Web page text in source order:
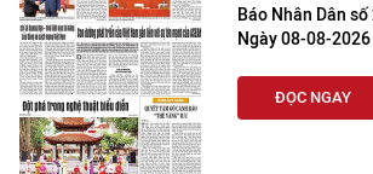
Báo Nhân Dân số
Ngày 08-08-2026
ĐỌC NGAY